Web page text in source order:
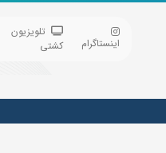
اینستاگرام
تلویزیون
کشتی